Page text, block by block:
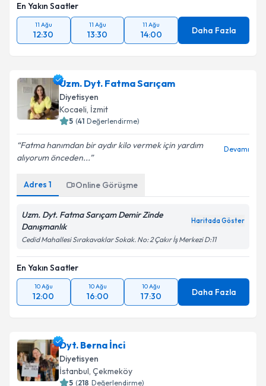
En Yakın Saatler
11 Ağu
12:30
11 Ağu
13:30
11 Ağu
14:00 Daha Fazla
Uzm. Dyt. Fatma Sarıçam
Diyetisyen
Kocaeli, İzmit
5 (41 Değerlendirme)
Fatma hanımdan bir aydır kilo vermek için yardım
alıyorum önceden...
Devamı
Adres 1 Online Görüşme
Uzm. Dyt. Fatma Sarıçam Demir Zinde
Danışmanlık
Haritada Göster
Cedid Mahallesi Sırakavaklar Sokak. No: 2 Çakır İş Merkezi D:11
En Yakın Saatler
10 Ağu
12:00
10 Ağu
16:00
10 Ağu
17:30 Daha Fazla
Dyt. Berna İnci
Diyetisyen
İstanbul, Çekmeköy
5 (218 Değerlendirme)